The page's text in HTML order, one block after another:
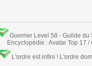
Guerrier Level 58 - Guilde
Encyclopédie : Avatar Top 17 /
L'ordre est infini ! L'ordre